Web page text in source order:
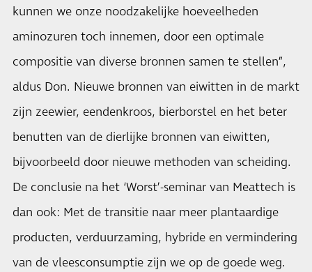
kunnen we onze noodzakelijke hoeveelheden
aminozuren toch innemen, door een optimale
compositie van diverse bronnen samen te stellen”,
aldus Don. Nieuwe bronnen van eiwitten in de markt
zijn zeewier, eendenkroos, bierborstel en het beter
benutten van de dierlijke bronnen van eiwitten,
bijvoorbeeld door nieuwe methoden van scheiding.
De conclusie na het ‘Worst’-seminar van Meattech is
dan ook: Met de transitie naar meer plantaardige
producten, verduurzaming, hybride en vermindering
van de vleesconsumptie zijn we op de goede weg.